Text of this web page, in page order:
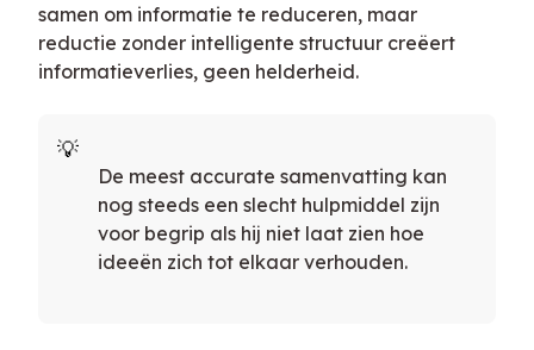
samen om informatie te reduceren, maar
reductie zonder intelligente structuur creëert
informatieverlies, geen helderheid.
De meest accurate samenvatting kan
nog steeds een slecht hulpmiddel zijn
voor begrip als hij niet laat zien hoe
ideeën zich tot elkaar verhouden.